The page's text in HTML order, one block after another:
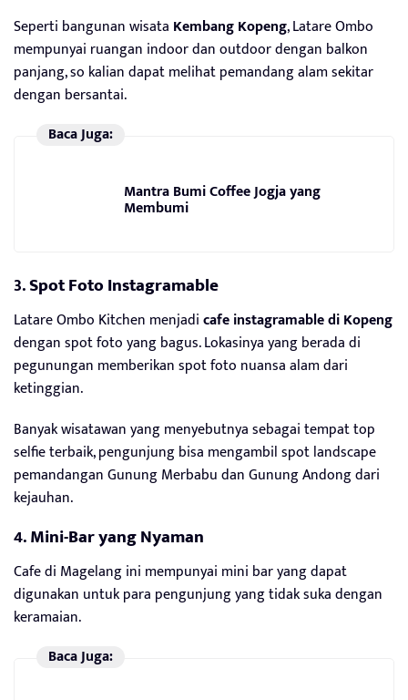
Seperti bangunan wisata Kembang Kopeng, Latare Ombo
mempunyai ruangan indoor dan outdoor dengan balkon
panjang, so kalian dapat melihat pemandang alam sekitar
dengan bersantai.
Baca Juga:
Mantra Bumi Coffee Jogja yang
Membumi
3.Spot Foto Instagramable
Latare Ombo Kitchen menjadicafe instagramable di Kopeng
dengan spot foto yang bagus. Lokasinya yang berada di
pegunungan memberikan spot foto nuansa alam dari
ketinggian.
Banyak wisatawan yang menyebutnya sebagai tempat top
selfie terbaik, pengunjung bisa mengambil spot landscape
pemandangan Gunung Merbabu dan Gunung Andong dari
kejauhan.
4.Mini-Bar yang Nyaman
Cafe di Magelang ini mempunyai mini bar yang dapat
digunakan untuk para pengunjung yang tidak suka dengan
keramaian.
Baca Juga: